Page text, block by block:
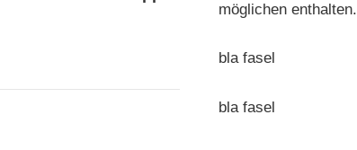
möglichen enthalten.
bla fasel
bla fasel